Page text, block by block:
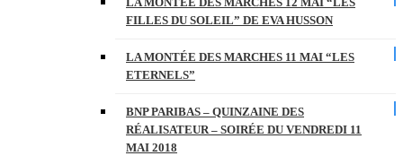
FILLES DU SOLEIL” DE EVA HUSSON
LA MONTÉE DES MARCHES 11 MAI “LES
ETERNELS”
BNP PARIBAS – QUINZAINE DES
RÉALISATEUR – SOIRÉE DU VENDREDI 11
MAI 2018